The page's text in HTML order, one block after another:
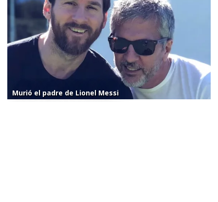
Murió el padre de Lionel Messi